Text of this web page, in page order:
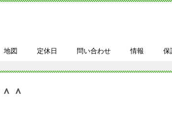
地図 定休日 問い合わせ 情報 保
＾